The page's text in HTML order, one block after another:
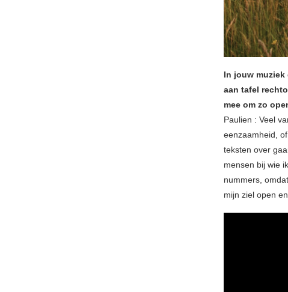
In jouw
aan tafel
mee om zo
Paulien : Veel
eenzaamheid,
teksten over
mensen bij wie
nummers,
mijn ziel open